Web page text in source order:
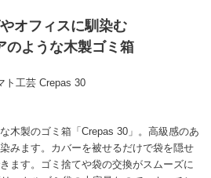
オフィスに馴染む
のような木製ゴミ箱
ト工芸 Crepas 30
木製のゴミ箱「Crepas 30」。高級感のあ
みます。カバーを被せるだけで袋を隠せ
ます。ゴミ捨てや袋の交換がスムーズに